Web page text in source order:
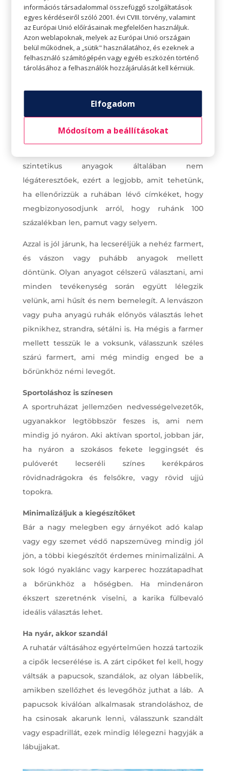
Lehet, hogy az év többi részében ez nem számít,
szintetikus anyagok általában nem
légáteresztőek, ezért a legjobb, amit tehetünk,
ha ellenőrizzük a ruhában lévő címkéket, hogy
megbizonyosodjunk arról, hogy ruhánk 100
százalékban len, pamut vagy selyem.
Azzal is jól járunk, ha lecseréljük a nehéz farmert,
és vászon vagy puhább anyagok mellett
döntünk. Olyan anyagot célszerű választani, ami
minden tevékenység során együtt lélegzik
velünk, ami hűsít és nem bemelegít. A lenvászon
vagy puha anyagú ruhák előnyös választás lehet
piknikhez, strandra, sétálni is. Ha mégis a farmer
mellett tesszük le a voksunk, válasszunk széles
szárú farmert, ami még mindig enged be a
bőrünkhöz némi levegőt.
Sportoláshoz is színesen
A sportruházat jellemzően nedvességelvezetők,
ugyanakkor legtöbbször feszes is, ami nem
mindig jó nyáron. Aki aktívan sportol, jobban jár,
ha nyáron a szokásos fekete leggingsét és
pulóverét lecseréli színes kerékpáros
rövidnadrágokra és felsőkre, vagy rövid ujjú
topokra.
Minimalizáljuk a kiegészítőket
Bár a nagy melegben egy árnyékot adó kalap
vagy egy szemet védő napszemüveg mindig jól
jön, a többi kiegészítőt érdemes minimalizálni. A
sok lógó nyaklánc vagy karperec hozzátapadhat
a bőrünkhöz a hőségben. Ha mindenáron
ékszert szeretnénk viselni, a karika fülbevaló
ideális választás lehet.
Ha nyár, akkor szandál
A ruhatár váltásához egyértelműen hozzá tartozik
a cipők lecserélése is. A zárt cipőket fel kell, hogy
váltsák a papucsok, szandálok, az olyan lábbelik,
amikben szellőzhet és levegőhöz juthat a láb. A
papucsok kiválóan alkalmasak strandoláshoz, de
ha csinosak akarunk lenni, válasszunk szandált
vagy espadrillát, ezek mindig lélegezni hagyják a
lábujjakat.
információs társadalommal összefüggő szolgáltatások
egyes kérdéseiről szóló 2001. évi CVIII. törvény, valamint
az Európai Unió előírásainak megfelelően használjuk.
Azon weblapoknak, melyek az Európai Unió országain
belül működnek, a „sütik" használatához, és ezeknek a
felhasználó számítógépén vagy egyéb eszközén történő
tárolásához a felhasználók hozzájárulását kell kérniük.
Elfogadom
Módosítom a beállításokat